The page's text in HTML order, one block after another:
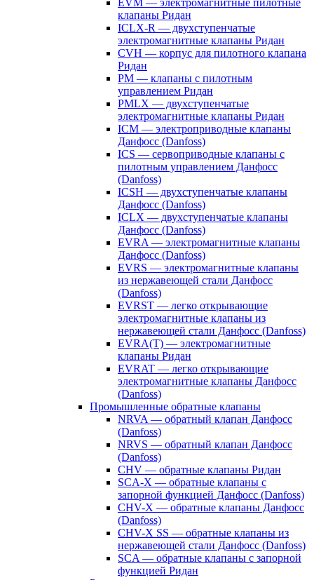
EVM — электромагнитные пилотные
клапаны Ридан
ICLX-R — двухступенчатые
электромагнитные клапаны Ридан
CVH — корпус для пилотного клапана
Ридан
PM — клапаны с пилотным
управлением Ридан
PMLX — двухступенчатые
электромагнитные клапаны Ридан
ICM — электроприводные клапаны
Данфосс (Danfoss)
ICS — сервоприводные клапаны с
пилотным управлением Данфосс
(Danfoss)
ICSH — двухступенчатые клапаны
Данфосс (Danfoss)
ICLX — двухступенчатые клапаны
Данфосс (Danfoss)
EVRA — электромагнитные клапаны
Данфосс (Danfoss)
EVRS — электромагнитные клапаны
из нержавеющей стали Данфосс
(Danfoss)
EVRST — легко открывающие
электромагнитные клапаны из
нержавеющей стали Данфосс (Danfoss)
EVRA(T) — электромагнитные
клапаны Ридан
EVRAT — легко открывающие
электромагнитные клапаны Данфосс
(Danfoss)
Промышленные обратные клапаны
NRVA — обратный клапан Данфосс
(Danfoss)
NRVS — обратный клапан Данфосс
(Danfoss)
CHV — обратные клапаны Ридан
SCA-X — обратные клапаны с
запорной функцией Данфосс (Danfoss)
CHV-X — обратные клапаны Данфосс
(Danfoss)
CHV-X SS — обратные клапаны из
нержавеющей стали Данфосс (Danfoss)
SCA — обратные клапаны с запорной
функцией Ридан